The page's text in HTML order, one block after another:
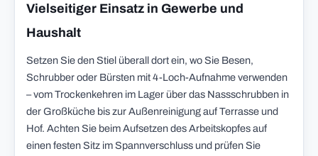
Vielseitiger Einsatz in Gewerbe und
Haushalt
Setzen Sie den Stiel überall dort ein, wo Sie Besen,
Schrubber oder Bürsten mit 4-Loch-Aufnahme verwenden
– vom Trockenkehren im Lager über das Nassschrubben in
der Großküche bis zur Außenreinigung auf Terrasse und
Hof. Achten Sie beim Aufsetzen des Arbeitskopfes auf
einen festen Sitz im Spannverschluss und prüfen Sie